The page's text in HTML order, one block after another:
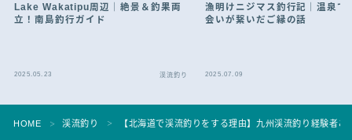
Lake Wakatipu周辺｜絶景＆釣果両
立！南島釣行ガイド
漁明けニジマス釣行記｜温泉で
会いが繋いだご縁の話
お問い合わせ プライバシーポリシー